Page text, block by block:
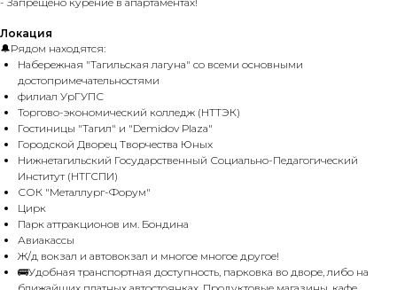
Локация
🔔Рядом находятся:
Набережная "Тагильская лагуна" со всеми основными
достопримечательностями
филиал УрГУПС
Торгово-экономический колледж (НТТЭК)
Гостиницы "Тагил" и "Dеmidоv Рlаzа"
Городской Дворец Творчества Юных
Нижнетагильский Государственный Социально-Педагогический
Институт (НТГСПИ)
СОК "Металлург-Форум"
Цирк
Парк аттракционов им. Бондина
Авиакассы
Ж/д вокзал и автовокзал и многое многое другое!
🚌Удобная транспортная доступность, парковка во дворе, либо на